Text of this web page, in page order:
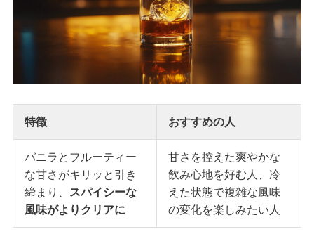
特徴 おすすめの人
バニラとフルーティー
な甘さがキリッと引き
締まり、
スパイシーな
風味がよりクリアに
甘さを控えた爽やかな
飲み心地を好む人、冷
えた状態で複雑な風味
の変化を楽しみたい人